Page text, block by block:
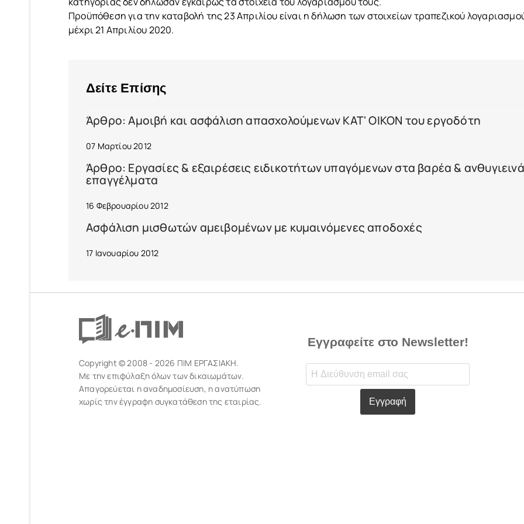
Προϋπόθεση για την καταβολή της 23 Απριλίου είναι η δήλωση των στοιχείων τραπεζικού
μέχρι 21 Απριλίου 2020.
Δείτε Επίσης
Άρθρο: Αμοιβή και ασφάλιση απασχολούμενων ΚΑΤ' ΟΙΚΟΝ του εργοδότη
07 Μαρτίου 2012
Άρθρο: Εργασίες & εξαιρέσεις ειδικοτήτων υπαγόμενων στα βαρέα & ανθυγιεινά
επαγγέλματα
16 Φεβρουαρίου 2012
Ασφάλιση μισθωτών αμειβομένων με κυμαινόμενες αποδοχές
17 Ιανουαρίου 2012
Copyright © 2008 - 2026 ΠΙΜ ΕΡΓΑΣΙΑΚΗ.
Με την επιφύλαξη όλων των δικαιωμάτων.
Απαγορεύεται η αναδημοσίευση, η ανατύπωση
χωρίς την έγγραφη συγκατάθεση της εταιρίας.
Εγγραφείτε στο Newsletter!
Εγγραφή